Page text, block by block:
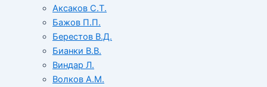
Аксаков С.Т.
Бажов П.П.
Берестов В.Д.
Бианки В.В.
Виндар Л.
Волков А.М.